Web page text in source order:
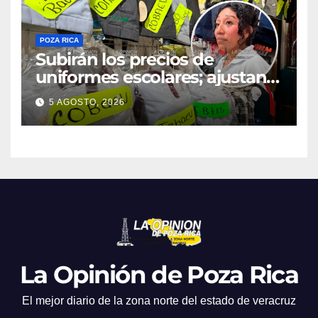
POZA RICA
Subirán los precios de
uniformes escolares; ajustan
promociones
5 AGOSTO, 2026
La Opinión de Poza Rica
El mejor diario de la zona norte del estado de veracruz